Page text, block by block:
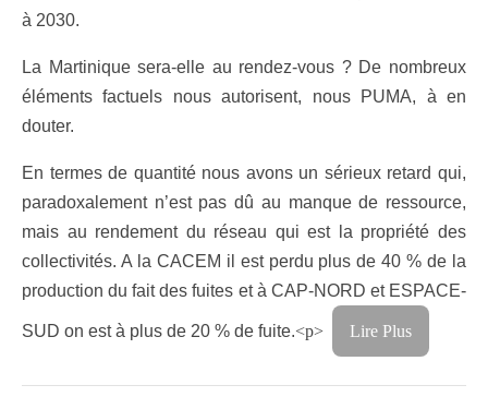
à 2030.
La Martinique sera-elle au rendez-vous ? De nombreux
éléments factuels nous autorisent, nous PUMA, à en
douter.
En termes de quantité nous avons un sérieux retard qui,
paradoxalement n’est pas dû au manque de ressource,
mais au rendement du réseau qui est la propriété des
collectivités. A la CACEM il est perdu plus de 40 % de la
production du fait des fuites et à CAP-NORD et ESPACE-
SUD on est à plus de 20 % de fuite.<p> Lire Plus